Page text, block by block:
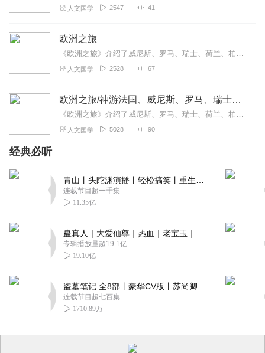
人文国学 2547 41
欧洲之旅
《欧洲之旅》介绍了威尼斯、罗马、瑞士、荷兰、柏林等。
人文国学 2528 67
欧洲之旅/神游法国、威尼斯、罗马、瑞士、荷兰、柏林
《欧洲之旅》介绍了威尼斯、罗马、瑞士、荷兰、柏林等。
人文国学 5028 90
经典必听
连载节目超一千集
11.35亿
专辑播放量超19.1亿
19.10亿
连载节目超七百集
1710.89万